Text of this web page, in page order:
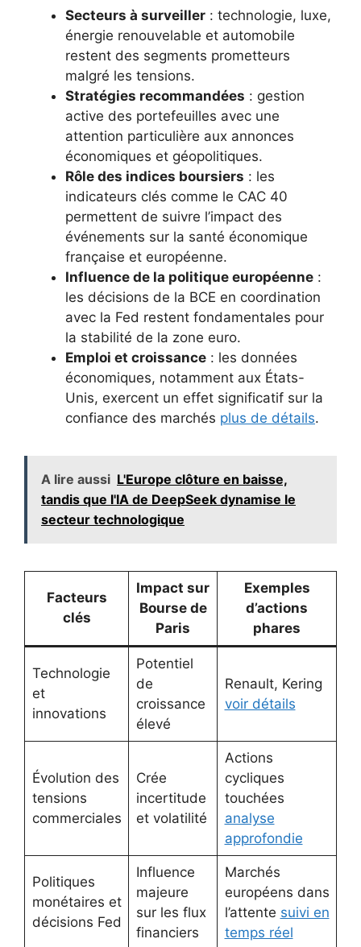
Secteurs à surveiller : technologie, luxe,
énergie renouvelable et automobile
restent des segments prometteurs
malgré les tensions.
Stratégies recommandées : gestion
active des portefeuilles avec une
attention particulière aux annonces
économiques et géopolitiques.
Rôle des indices boursiers : les
indicateurs clés comme le CAC 40
permettent de suivre l’impact des
événements sur la santé économique
française et européenne.
Influence de la politique européenne :
les décisions de la BCE en coordination
avec la Fed restent fondamentales pour
la stabilité de la zone euro.
Emploi et croissance : les données
économiques, notamment aux États-
Unis, exercent un effet significatif sur la
confiance des marchés plus de détails.
A lire aussi L'Europe clôture en baisse,
tandis que l'IA de DeepSeek dynamise le
secteur technologique
Facteurs
clés
Impact sur
Bourse de
Paris
Exemples
d’actions
phares
Technologie
et
innovations
Potentiel
de
croissance
élevé
Renault, Kering
voir détails
Évolution des
tensions
commerciales
Crée
incertitude
et volatilité
Actions
cycliques
touchées
analyse
approfondie
Politiques
monétaires et
décisions Fed
Influence
majeure
sur les flux
financiers
Marchés
européens dans
l’attente suivi en
temps réel